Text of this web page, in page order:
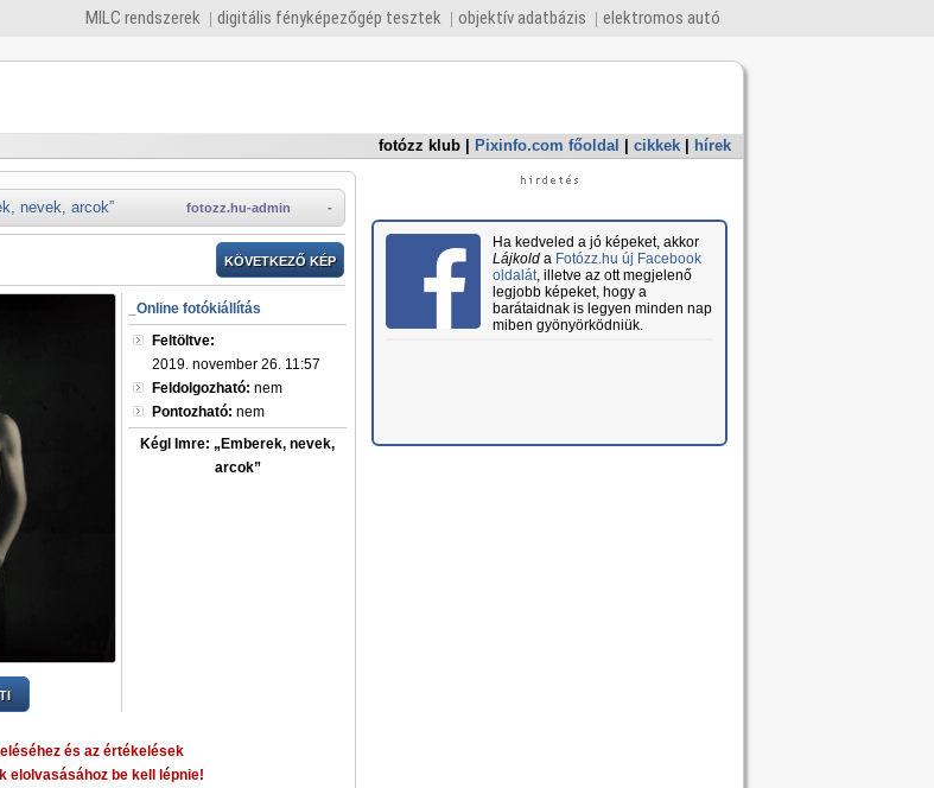
MILC rendszerek digitális fényképezőgép tesztek objektív adatbázis elektromos autó
fotózz klub Pixinfo.com főoldal cikkek hírek
-
fotozz.hu-admin
nevek, arcok”
KÖVETKEZŐ KÉP
_Online fotókiállítás
Feltöltve:
2019. november 26. 11:57
Feldolgozható: nem
Pontozható: nem
Kégl Imre: „Emberek, nevek,
arcok”
és az értékelések
elolvasásához be kell lépnie!
Ha kedveled a jó képeket, akkor
Lájkolda Fotózz.hu új Facebook
oldalát, illetve az ott megjelenő
legjobb képeket, hogy a
barátaidnak is legyen minden nap
miben gyönyörködniük.